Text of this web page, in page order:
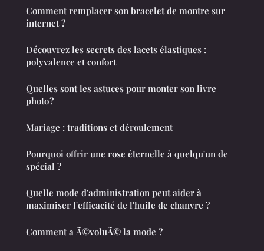
Comment remplacer son bracelet de montre sur
internet ?
Découvrez les secrets des lacets élastiques :
polyvalence et confort
Quelles sont les astuces pour monter son livre
photo ?
Mariage : traditions et déroulement
Pourquoi offrir une rose éternelle à quelqu'un de
spécial ?
Quelle mode d'administration peut aider à
maximiser l'efficacité de l'huile de chanvre ?
Comment a Ã©voluÃ© la mode ?